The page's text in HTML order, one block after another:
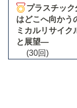
プラスチッ
はどこへ向か
ミカルリサイク
と展望―
(30回)